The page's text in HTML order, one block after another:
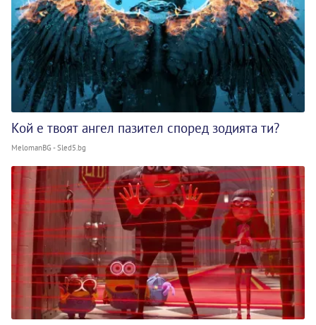
Кой е твоят ангел пазител според зодията ти?
MelomanBG - Sled5.bg